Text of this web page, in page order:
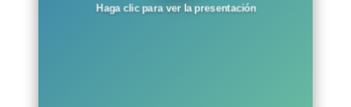
Haga clic para ver la presentación